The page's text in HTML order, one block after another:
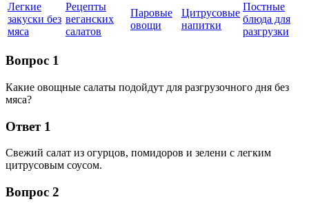
Легкие
закуски без
мяса
Рецепты
веганских
салатов
Паровые
овощи
Цитрусовые
напитки
Постные
блюда для
разгрузки
Вопрос 1
Какие овощные салаты подойдут для разгрузочного дня без
мяса?
Ответ 1
Свежий салат из огурцов, помидоров и зелени с легким
цитрусовым соусом.
Вопрос 2